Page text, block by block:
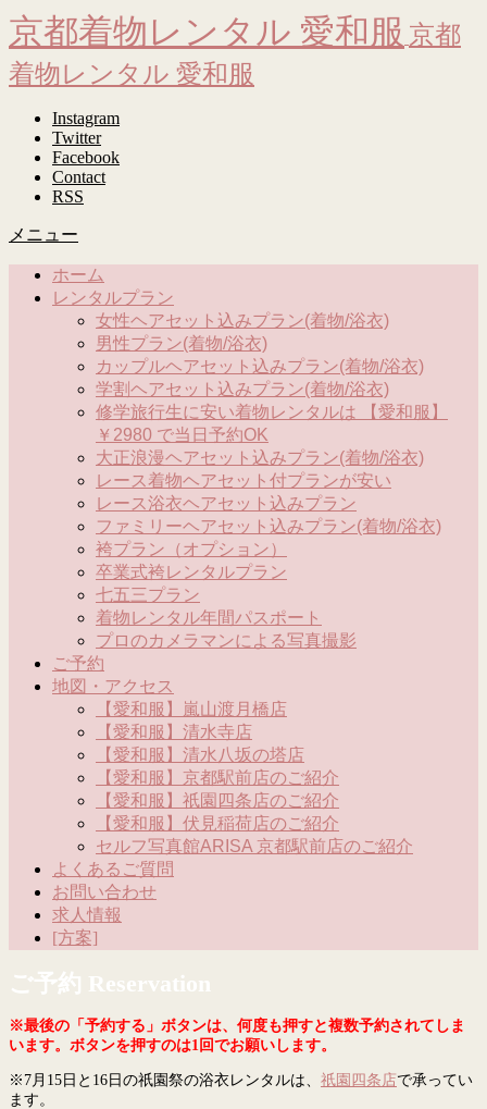
京都着物レンタル 愛和服 京都
着物レンタル 愛和服
Instagram
Twitter
Facebook
Contact
RSS
メニュー
ホーム
レンタルプラン
女性ヘアセット込みプラン(着物/浴衣)
男性プラン(着物/浴衣)
カップルヘアセット込みプラン(着物/浴衣)
学割ヘアセット込みプラン(着物/浴衣)
修学旅行生に安い着物レンタルは 【愛和服】
￥2980 で当日予約OK
大正浪漫ヘアセット込みプラン(着物/浴衣)
レース着物ヘアセット付プランが安い
レース浴衣ヘアセット込みプラン
ファミリーヘアセット込みプラン(着物/浴衣)
袴プラン（オプション）
卒業式袴レンタルプラン
七五三プラン
着物レンタル年間パスポート
プロのカメラマンによる写真撮影
ご予約
地図・アクセス
【愛和服】嵐山渡月橋店
【愛和服】清水寺店
【愛和服】清水八坂の塔店
【愛和服】京都駅前店のご紹介
【愛和服】祇園四条店のご紹介
【愛和服】伏見稲荷店のご紹介
セルフ写真館ARISA 京都駅前店のご紹介
よくあるご質問
お問い合わせ
求人情報
[方案]
ご予約 Reservation
※最後の「予約する」ボタンは、何度も押すと複数予約されてしま
います。ボタンを押すのは1回でお願いします。
※7月15日と16日の祇園祭の浴衣レンタルは、 祇園四条店で承ってい
ます。